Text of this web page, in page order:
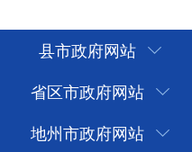
县市政府网站
省区市政府网站
地州市政府网站